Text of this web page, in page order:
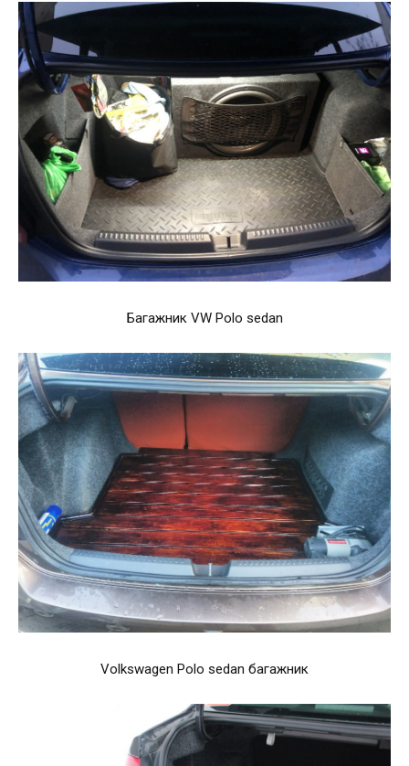
Багажник VW Polo sedan
Volkswagen Polo sedan багажник